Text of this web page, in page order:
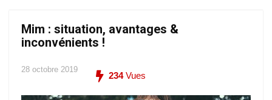
Mim : situation, avantages &
inconvénients !
28 octobre 2019
234Vues